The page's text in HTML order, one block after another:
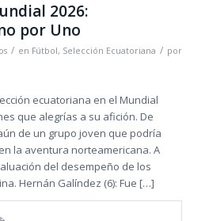
2026:
por Uno
/ en Fútbol, Selección Ecuatoriana / por
ecuatoriana en el Mundial
que alegrías a su afición. De
de un grupo joven que podría
la aventura norteamericana. A
del desempeño de los
Hernán Galíndez (6): Fue […]